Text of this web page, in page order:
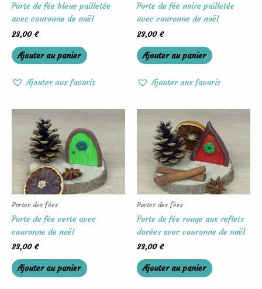
Porte de fée bleue pailletée
avec couronne de noël
23,00 €
Ajouter au panier
Ajouter aux favoris
Porte de fée noire pailletée
avec couronne de noël
23,00 €
Ajouter au panier
Ajouter aux favoris
Portes des fées
Porte de fée verte avec
couronne de noël
23,00 €
Ajouter au panier
Portes des fées
Porte de fée rouge aux reflets
dorées avec couronne de noël
23,00 €
Ajouter au panier